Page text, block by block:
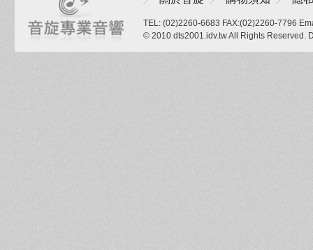
TEL: (02)2260-6683 FAX:(02)2260-7796
© 2010 dts2001.idv.tw All Rights Reserved.